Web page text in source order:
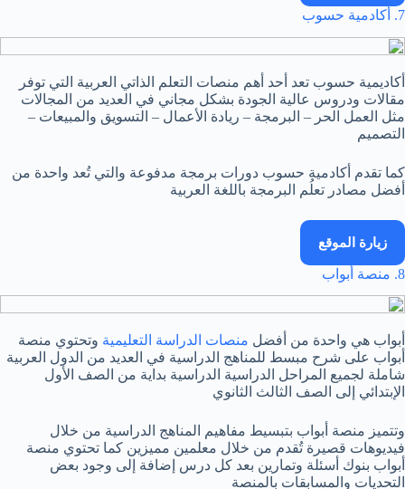
7. أكادمية حسوب
أكاديمية حسوب تعد أحد أهم منصات التعلم الذاتي العربية التي توفر
مقالات ودروس عالية الجودة بشكل مجاني في العديد من المجالات
مثل العمل الحر – البرمجة – ريادة الأعمال – التسويق والمبيعات –
التصميم
كما تقدم أكادمية حسوب دورات برمجة مدفوعة والتي تُعد واحدة من
أفضل مصادر تعلُم البرمجة باللغة العربية
زيارة الموقع
8. منصة أبواب
أبواب هي واحدة من أفضل منصات الدراسة التعليمية وتحتوي منصة
أبواب على شرح مبسط للمناهج الدراسية في العديد من الدول العربية
شاملة لجميع المراحل الدراسية الدراسية بداية من الصف الأول
الإبتدائي إلى الصف الثالث الثانوي
وتتميز منصة أبواب بتبسيط مفاهيم المناهج الدراسية من خلال
فيديوهات قصيرة تُقدم من خلال معلمين مميزين كما تحتوي منصة
أبواب بنوك أسئلة وتمارين بعد كل درس إضافة إلى وجود بعض
التحديات والمسابقات بالمنصة